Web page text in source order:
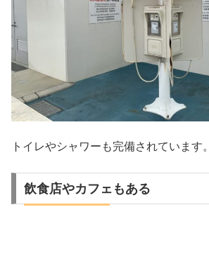
トイレやシャワーも完備されています。
飲食店やカフェもある